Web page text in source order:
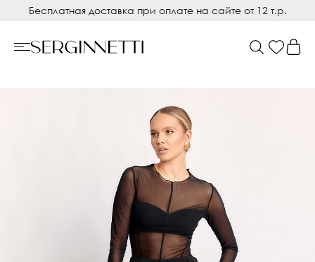
Бесплатная доставка при оплате на сайте от 12 т.р.